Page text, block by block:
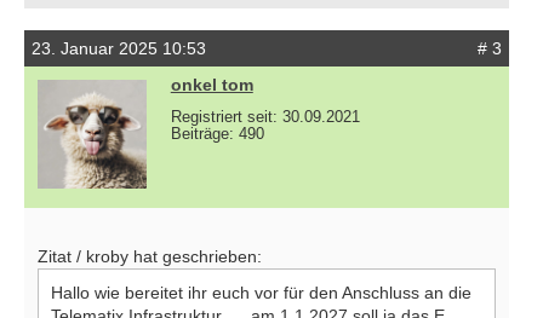
23. Januar 2025 10:53
# 3
onkel tom
Registriert seit: 30.09.2021
Beiträge: 490
Zitat / kroby hat geschrieben:
Hallo wie bereitet ihr euch vor für den Anschluss an die